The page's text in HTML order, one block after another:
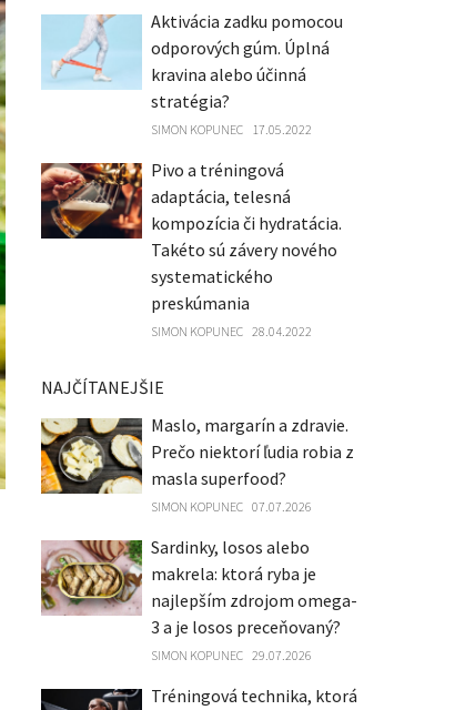
Aktivácia zadku pomocou
odporových gúm. Úplná
kravina alebo účinná
stratégia?
SIMON KOPUNEC 17.05.2022
Pivo a tréningová
adaptácia, telesná
kompozícia či hydratácia.
Takéto sú závery nového
systematického
preskúmania
SIMON KOPUNEC 28.04.2022
NAJČÍTANEJŠIE
Maslo, margarín a zdravie.
Prečo niektorí ľudia robia z
masla superfood?
SIMON KOPUNEC 07.07.2026
Sardinky, losos alebo
makrela: ktorá ryba je
najlepším zdrojom omega-
3 a je losos preceňovaný?
SIMON KOPUNEC 29.07.2026
Tréningová technika, ktorá